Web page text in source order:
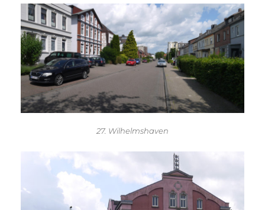
27. Wilhelmshaven